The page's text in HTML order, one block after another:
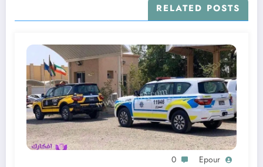
RELATED POSTS
Epour
0